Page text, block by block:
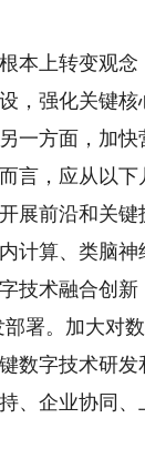
上转变观念
，强化关键
一方面，加
言，应从以下
前沿和关键
计算、类脑
技术融合创新
署。加大对
数字技术研
、企业协同